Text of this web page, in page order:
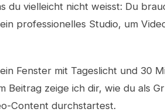
du vielleicht nicht weisst: Du
professionelles Studio, um
Fenster mit Tageslicht und 30
Beitrag zeige ich dir, wie du als
Content durchstartest.